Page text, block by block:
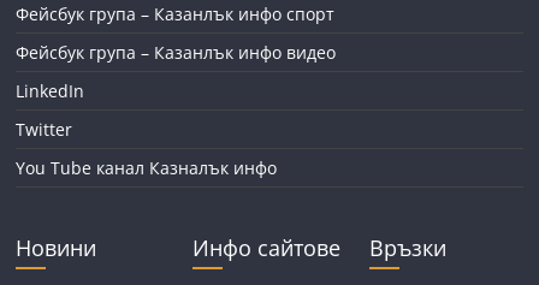
Фейсбук група – Казанлък инфо спорт
Фейсбук група – Казанлък инфо видео
LinkedIn
Twitter
You Tube канал Казналък инфо
Новини Инфо сайтове Връзки